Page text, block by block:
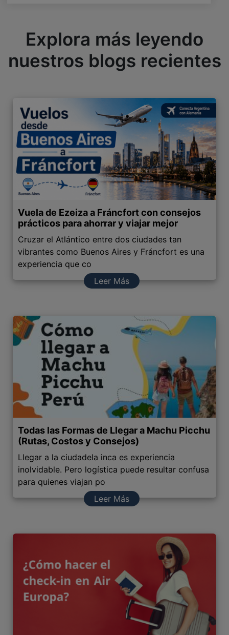
Explora más leyendo
nuestros blogs recientes
Vuela de Ezeiza a Fráncfort con consejos
prácticos para ahorrar y viajar mejor
Cruzar el Atlántico entre dos ciudades tan
vibrantes como Buenos Aires y Fráncfort es una
experiencia que co
Leer Más
Todas las Formas de Llegar a Machu Picchu
(Rutas, Costos y Consejos)
Llegar a la ciudadela inca es experiencia
inolvidable. Pero logística puede resultar confusa
para quienes viajan po
Leer Más